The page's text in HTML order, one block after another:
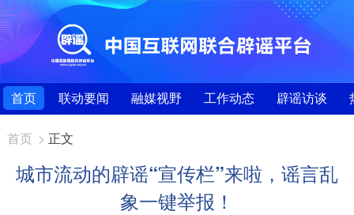
首页 联动要闻 融媒视野 工作动态 辟谣访谈
首页 > 正文
城市流动的辟谣“宣传栏”来啦，谣言乱
象一键举报！